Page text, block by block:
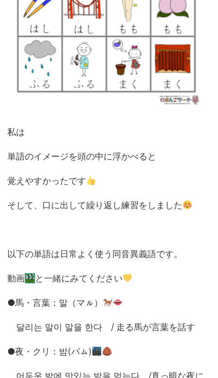
私は
単語のイメージを頭の中に浮かべると
覚えやすかったです
そして、口に出して繰り返し練習をしました
以下の単語は日常よく使う同音異義語です。
動画 と一緒にみてください
●馬・言葉：말（マㇽ）
달리는 말이 말을 한다 / 走る馬が言葉を話す
●夜・クリ：밤(パㇺ)
어두운 밤에 맛있는 밤을 먹는다 /真っ暗な夜に